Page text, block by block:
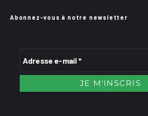
Abonnez-vous à notre newsletter